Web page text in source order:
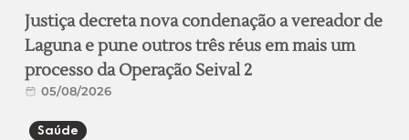
Justiça decreta nova condenação a vereador de
Laguna e pune outros três réus em mais um
processo da Operação Seival 2
05/08/2026
Saúde